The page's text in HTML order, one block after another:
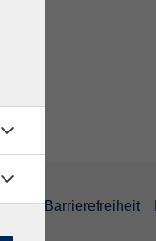
Barrierefreiheit